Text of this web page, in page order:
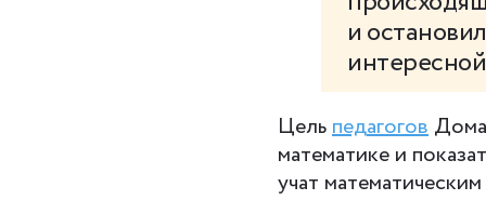
и
Цельпедагогов
математике и
учат